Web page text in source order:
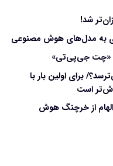
شد!
به مدل‌های هوش مصنوعی
«چت‌ جی‌پی‌تی»
برای اولین بار با
است
از خرچنگ هوش